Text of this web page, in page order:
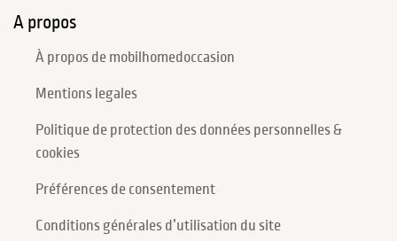
A propos
À propos de mobilhomedoccasion
Mentions legales
Politique de protection des données personnelles &
cookies
Préférences de consentement
Conditions générales d’utilisation du site